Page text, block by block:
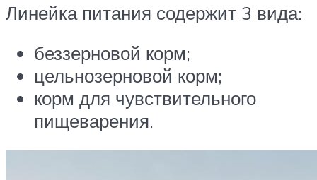
Линейка питания содержит 3 вида:
беззерновой корм;
цельнозерновой корм;
корм для чувствительного
пищеварения.